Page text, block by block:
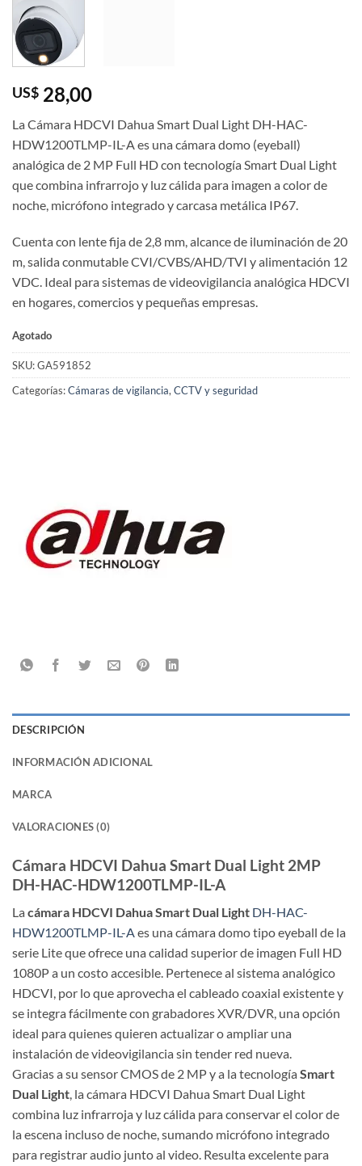
US$ 28,00
La Cámara HDCVI Dahua Smart Dual Light DH-HAC-
HDW1200TLMP-IL-A es una cámara domo (eyeball)
analógica de 2 MP Full HD con tecnología Smart Dual Light
que combina infrarrojo y luz cálida para imagen a color de
noche, micrófono integrado y carcasa metálica IP67.
Cuenta con lente fija de 2,8 mm, alcance de iluminación de 20
m, salida conmutable CVI/CVBS/AHD/TVI y alimentación 12
VDC. Ideal para sistemas de videovigilancia analógica HDCVI
en hogares, comercios y pequeñas empresas.
Agotado
SKU:GA591852
Categorías:Cámaras de vigilancia, CCTV y seguridad
DESCRIPCIÓN
INFORMACIÓN ADICIONAL
MARCA
VALORACIONES (0)
Cámara HDCVI Dahua Smart Dual Light 2MP
DH-HAC-HDW1200TLMP-IL-A
La cámara HDCVI Dahua Smart Dual Light DH-HAC-
HDW1200TLMP-IL-Aes una cámara domo tipo eyeball de la
serie Lite que ofrece una calidad superior de imagen Full HD
1080P a un costo accesible. Pertenece al sistema analógico
HDCVI, por lo que aprovecha el cableado coaxial existente y
se integra fácilmente con grabadores XVR/DVR, una opción
ideal para quienes quieren actualizar o ampliar una
instalación de videovigilancia sin tender red nueva.
Gracias a su sensor CMOS de 2 MP y a la tecnología Smart
Dual Light, la cámara HDCVI Dahua Smart Dual Light
combina luz infrarroja y luz cálida para conservar el color de
la escena incluso de noche, sumando micrófono integrado
para registrar audio junto al video. Resulta excelente para